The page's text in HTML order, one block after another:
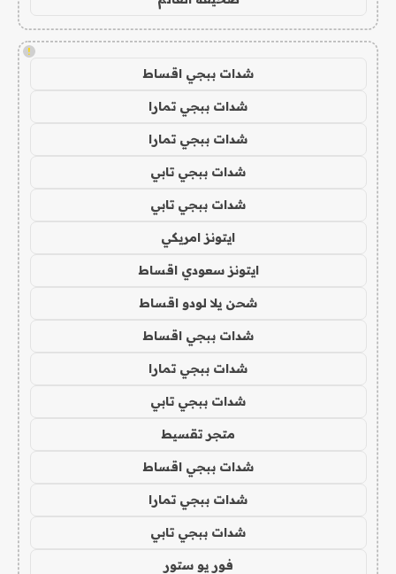
!
شدات ببجي اقساط
شدات ببجي تمارا
شدات ببجي تمارا
شدات ببجي تابي
شدات ببجي تابي
ايتونز امريكي
ايتونز سعودي اقساط
شحن يلا لودو اقساط
شدات ببجي اقساط
شدات ببجي تمارا
شدات ببجي تابي
متجر تقسيط
شدات ببجي اقساط
شدات ببجي تمارا
شدات ببجي تابي
فور يو ستور